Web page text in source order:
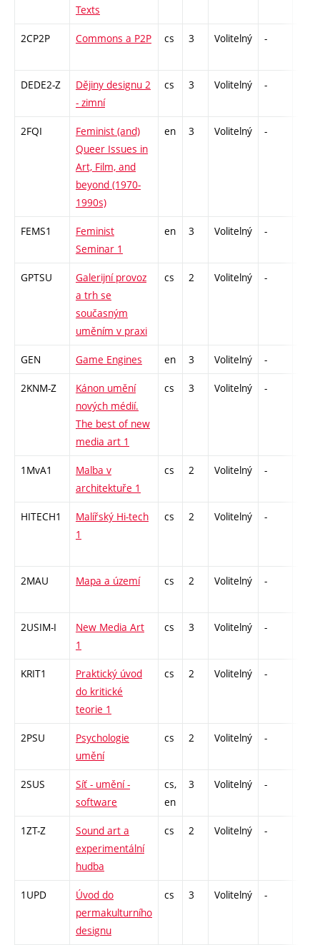
Texts
2CP2P Commons a P2P cs 3 Volitelný -
DEDE2-Z
Dějiny designu 2
- zimní
cs 3 Volitelný -
2FQI
Feminist (and)
Queer Issues in
Art, Film, and
beyond (1970-
1990s)
en 3 Volitelný -
FEMS1
Feminist
Seminar 1
en 3 Volitelný -
GPTSU
Galerijní provoz
a trh se
současným
uměním v praxi
cs 2 Volitelný -
GEN Game Engines en 3 Volitelný -
2KNM-Z
Kánon umění
nových médií.
The best of new
media art 1
cs 3 Volitelný -
1MvA1
Malba v
architektuře 1
cs 2 Volitelný -
HITECH1
Malířský Hi-tech
1
cs 2 Volitelný -
2MAU Mapa a území cs 2 Volitelný -
2USIM-I
New Media Art
1
cs 3 Volitelný -
KRIT1
Praktický úvod
do kritické
teorie 1
cs 2 Volitelný -
2PSU
Psychologie
umění
cs 2 Volitelný -
2SUS
Síť - umění -
software
cs,
en
3 Volitelný -
1ZT-Z
Sound art a
experimentální
hudba
cs 2 Volitelný -
1UPD
Úvod do
permakulturního
designu
cs 3 Volitelný -